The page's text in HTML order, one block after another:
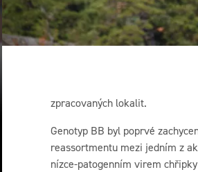
zpracovaných lokalit.
Genotyp BB byl poprvé
reassortmentu mezi jedním z
nízce-patogenním virem